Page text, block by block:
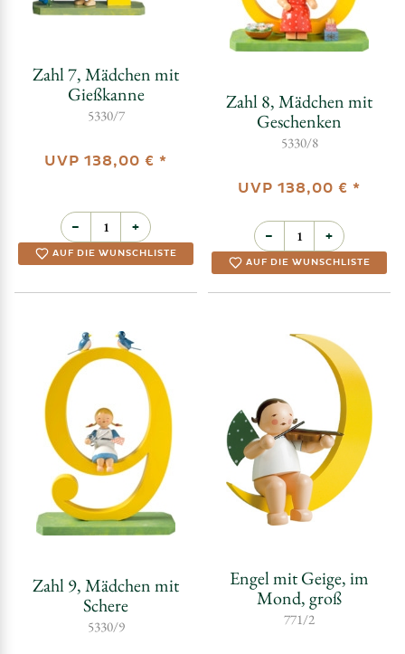
Zahl 7, Mädchen mit
Gießkanne
5330/7
UVP 138,00 € *
− +
AUF DIE WUNSCHLISTE
Zahl 8, Mädchen mit
Geschenken
5330/8
UVP 138,00 € *
− +
AUF DIE WUNSCHLISTE
Zahl 9, Mädchen mit
Schere
5330/9
Engel mit Geige, im
Mond, groß
771/2